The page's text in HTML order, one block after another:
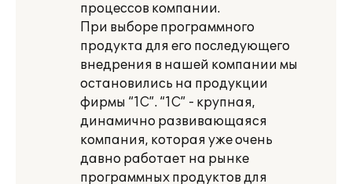
процессов компании.
При выборе программного
продукта для его последующего
внедрения в нашей компании мы
остановились на продукции
фирмы “1С”. “1С” - крупная,
динамично развивающаяся
компания, которая уже очень
давно работает на рынке
программных продуктов для